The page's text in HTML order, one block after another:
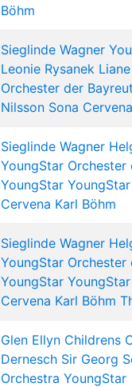
Böhm
Sieglinde Wagner
Leonie Rysanek
Orchester der
Nilsson Sona Cervena
Sieglinde Wagner
YoungStar Orchester
YoungStar YoungStar
Cervena Karl Böhm
Sieglinde Wagner
YoungStar Orchester
YoungStar YoungStar
Cervena Karl Böhm
Glen Ellyn Childrens
Dernesch Sir Georg
Orchestra YoungStar